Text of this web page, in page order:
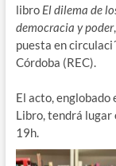
libro El dilema de
democracia y poder
puesta en
Córdoba (REC).
El acto, englobado
Libro, tendrá lugar
19h.